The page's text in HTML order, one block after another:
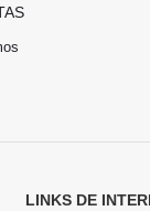
LINKS DE